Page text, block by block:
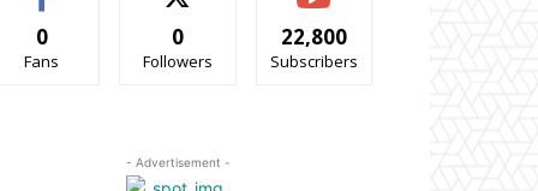
0
Fans
0
Followers
22,800
Subscribers
- Advertisement -